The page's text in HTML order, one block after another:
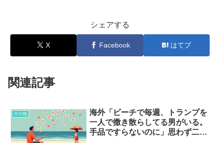
シェアする
X Facebook はてブ
関連記事
その他
海外「ビーチで毎週、トランプを
一人で撒き散らしてる男がいる。
手品ですらないのに」思わず二度